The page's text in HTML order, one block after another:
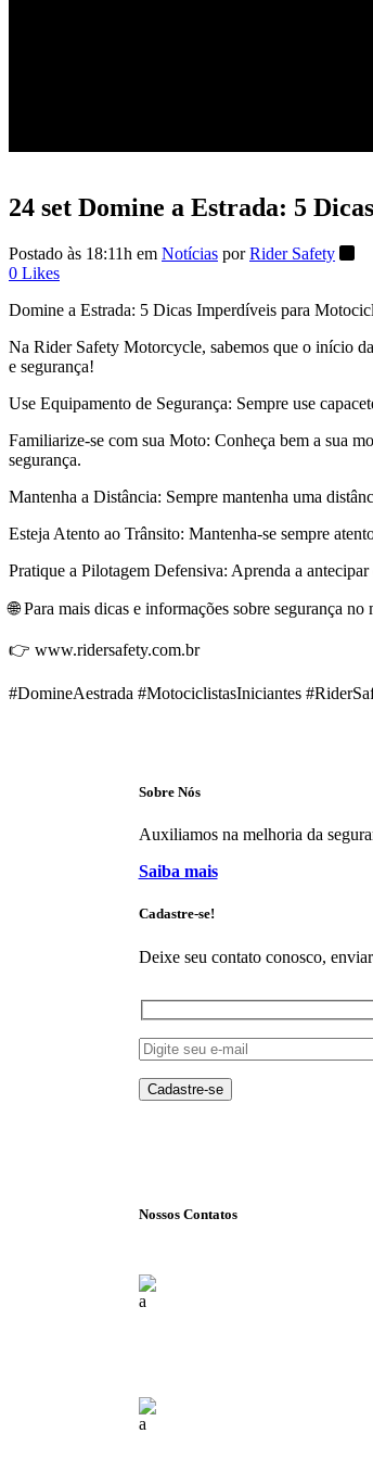
24 set Domine a Estrada: 5
Postado às 18:11h em Notícias porRider Safety
0 Likes
Domine a Estrada: 5 Dicas Imperdíveis para
Na Rider Safety Motorcycle, sabemos que o início
e segurança!
Use Equipamento de Segurança: Sempre use
Familiarize-se com sua Moto: Conheça bem a sua
segurança.
Mantenha a Distância: Sempre mantenha uma
Esteja Atento ao Trânsito: Mantenha-se sempre
Pratique a Pilotagem Defensiva: Aprenda a
🌐 Para mais dicas e informações sobre segurança
👉 www.ridersafety.com.br
#DomineAestrada #MotociclistasIniciantes
Sobre Nós
Auxiliamos na melhoria da
Saiba mais
Cadastre-se!
Deixe seu contato conosco,
Nossos Contatos